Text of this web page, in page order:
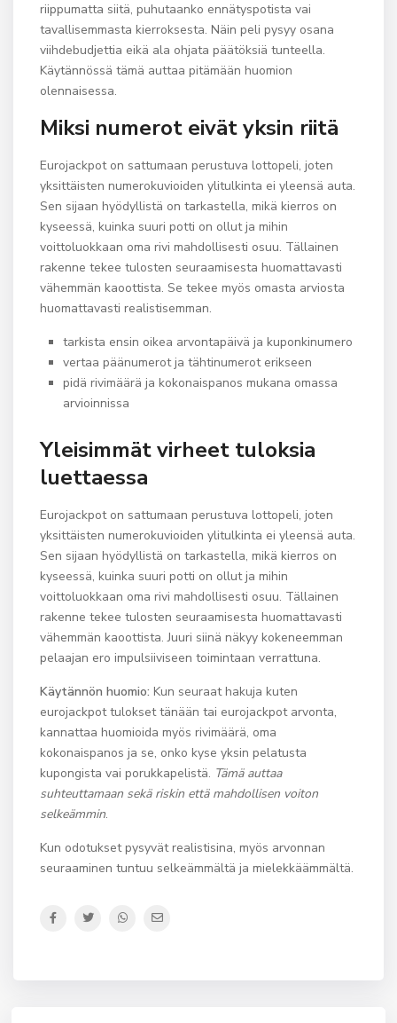
riippumatta siitä, puhutaanko ennätyspotista vai
tavallisemmasta kierroksesta. Näin peli pysyy osana
viihdebudjettia eikä ala ohjata päätöksiä tunteella.
Käytännössä tämä auttaa pitämään huomion
olennaisessa.
Miksi numerot eivät yksin riitä
Eurojackpot on sattumaan perustuva lottopeli, joten
yksittäisten numerokuvioiden ylitulkinta ei yleensä auta.
Sen sijaan hyödyllistä on tarkastella, mikä kierros on
kyseessä, kuinka suuri potti on ollut ja mihin
voittoluokkaan oma rivi mahdollisesti osuu. Tällainen
rakenne tekee tulosten seuraamisesta huomattavasti
vähemmän kaoottista. Se tekee myös omasta arviosta
huomattavasti realistisemman.
tarkista ensin oikea arvontapäivä ja kuponkinumero
vertaa päänumerot ja tähtinumerot erikseen
pidä rivimäärä ja kokonaispanos mukana omassa
arvioinnissa
Yleisimmät virheet tuloksia
luettaessa
Eurojackpot on sattumaan perustuva lottopeli, joten
yksittäisten numerokuvioiden ylitulkinta ei yleensä auta.
Sen sijaan hyödyllistä on tarkastella, mikä kierros on
kyseessä, kuinka suuri potti on ollut ja mihin
voittoluokkaan oma rivi mahdollisesti osuu. Tällainen
rakenne tekee tulosten seuraamisesta huomattavasti
vähemmän kaoottista. Juuri siinä näkyy kokeneemman
pelaajan ero impulsiiviseen toimintaan verrattuna.
Käytännön huomio: Kun seuraat hakuja kuten
eurojackpot tulokset tänään tai eurojackpot arvonta,
kannattaa huomioida myös rivimäärä, oma
kokonaispanos ja se, onko kyse yksin pelatusta
kupongista vai porukkapelistä. Tämä auttaa
suhteuttamaan sekä riskin että mahdollisen voiton
selkeämmin.
Kun odotukset pysyvät realistisina, myös arvonnan
seuraaminen tuntuu selkeämmältä ja mielekkäämmältä.